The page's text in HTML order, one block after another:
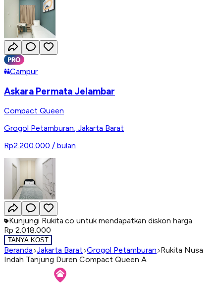
Campur
Askara Permata Jelambar
Compact Queen
Grogol Petamburan, Jakarta Barat
Rp2.200.000 / bulan
Kunjungi Rukita.co untuk mendapatkan diskon harga
Rp 2.018.000
TANYA KOST
Beranda Jakarta Barat Grogol Petamburan Rukita Nusa
Indah Tanjung Duren Compact Queen A